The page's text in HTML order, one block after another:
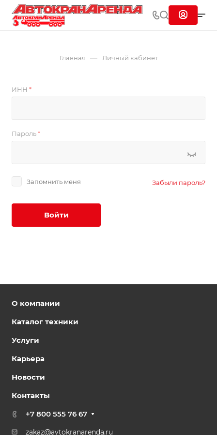
Главная — Личный кабинет
ИНН *
Пароль*
Запомнить меня Забыли пароль?
Войти
О компании
Каталог техники
Услуги
Карьера
Новости
Контакты
+7 800 555 76 67
zakaz@avtokranarenda.ru